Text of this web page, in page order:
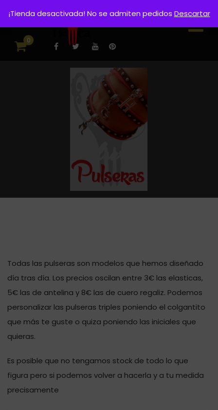
0
Pulseras
Todas las pulseras son modelos que hemos diseñado
día tras día. Los precios oscilan entre 3€ las elasticas,
5€ las de antelina y 8€ las de cuero regaliz. Podemos
personalizar las pulseras triples poniendo el colgantito
que más te guste o quiza poniendo las iniciales que
quieras.
Es posible que no tengamos stock de todo lo que
figura pero si podemos volver a hacerla y a tu medida
precisamente
¡Tienda desactivada! No se admiten pedidos Descartar